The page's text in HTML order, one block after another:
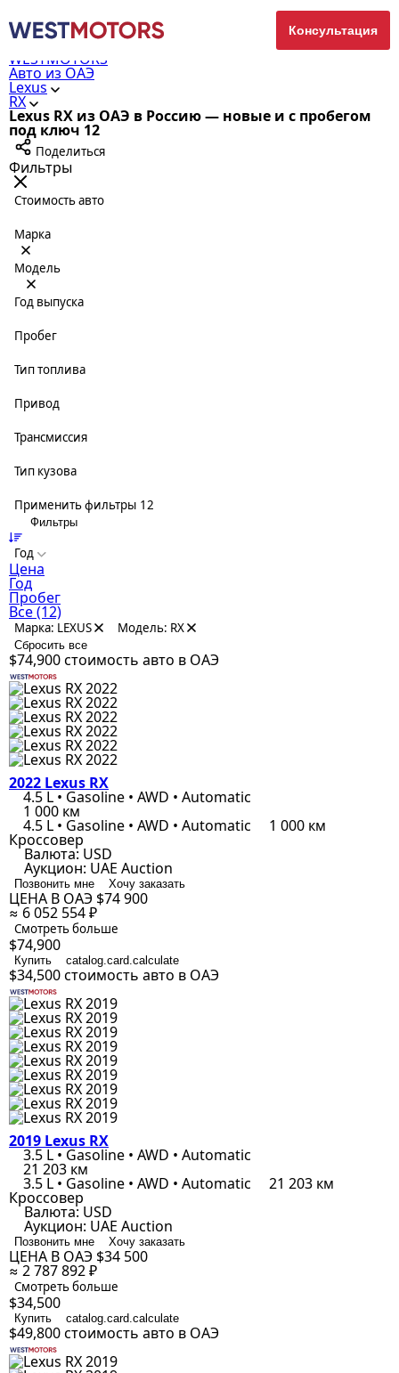
Консультация
WESTMOTORS
Авто из ОАЭ
Lexus
RX
Lexus RX из ОАЭ в Россию — новые и с пробегом
под ключ 12
Поделиться
Фильтры
Стоимость авто
Марка
Модель
Год выпуска
Пробег
Тип топлива
Привод
Трансмиссия
Тип кузова
Применить фильтры 12
Фильтры
Год
Цена
Год
Пробег
Все(12)
Марка: LEXUS Модель: RX
Сбросить все
$74,900стоимость авто в ОАЭ
2022 Lexus RX
4.5 L • Gasoline • AWD • Automatic
1 000 км
4.5 L • Gasoline • AWD • Automatic 1 000 км
Кроссовер
Валюта: USD
Аукцион: UAE Auction
Позвонить мне Хочу заказать
ЦЕНА В ОАЭ $74 900
≈ 6 052 554 ₽
Смотреть больше
$74,900
Купить catalog.card.calculate
$34,500стоимость авто в ОАЭ
2019 Lexus RX
3.5 L • Gasoline • AWD • Automatic
21 203 км
3.5 L • Gasoline • AWD • Automatic 21 203 км
Кроссовер
Валюта: USD
Аукцион: UAE Auction
Позвонить мне Хочу заказать
ЦЕНА В ОАЭ $34 500
≈ 2 787 892 ₽
Смотреть больше
$34,500
Купить catalog.card.calculate
$49,800стоимость авто в ОАЭ